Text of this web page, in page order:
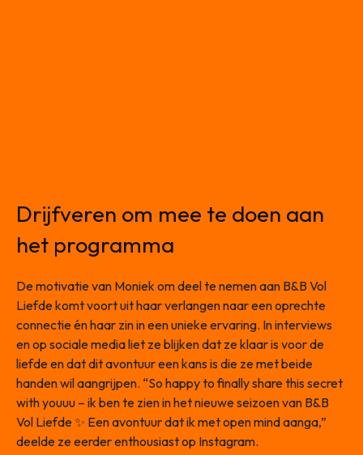
Drijfveren om mee te doen aan
het programma
De motivatie van Moniek om deel te nemen aan B&B Vol
Liefde komt voort uit haar verlangen naar een oprechte
connectie én haar zin in een unieke ervaring. In interviews
en op sociale media liet ze blijken dat ze klaar is voor de
liefde en dat dit avontuur een kans is die ze met beide
handen wil aangrijpen. “So happy to finally share this secret
with youuu – ik ben te zien in het nieuwe seizoen van B&B
Vol Liefde ✨ Een avontuur dat ik met open mind aanga,”
deelde ze eerder enthousiast op Instagram.